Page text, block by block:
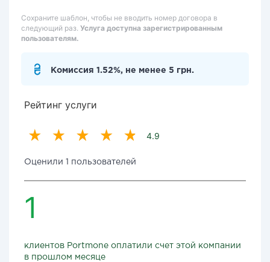
Сохраните шаблон, чтобы не вводить номер договора в
следующий раз. Услуга доступна зарегистрированным
пользователям.
Комиссия 1.52%, не менее 5 грн.
Рейтинг услуги
4.9
Оценили 1 пользователей
1
клиентов Portmone оплатили счет этой компании
в прошлом месяце